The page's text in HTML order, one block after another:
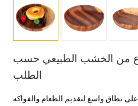
من الخشب الطبيعي حسب
الطلب
نطاق واسع لتقديم الطعام والفواكه